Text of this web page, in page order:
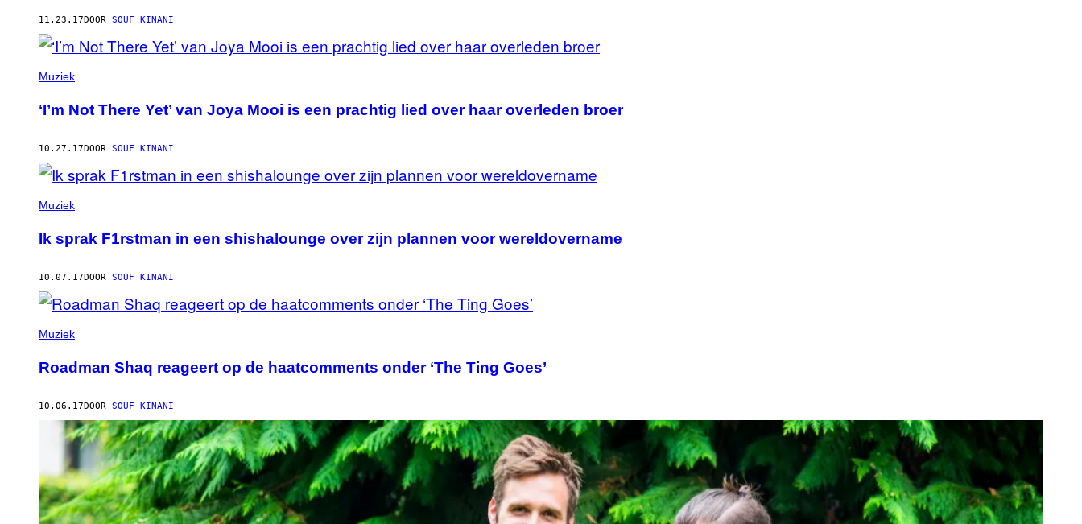
11.23.17DOOR SOUF KINANI
Muziek
‘I’m Not There Yet’ van Joya Mooi is een prachtig lied over haar overleden broer
10.27.17DOOR SOUF KINANI
Muziek
Ik sprak F1rstman in een shishalounge over zijn plannen voor wereldovername
10.07.17DOOR SOUF KINANI
Muziek
Roadman Shaq reageert op de haatcomments onder ‘The Ting Goes’
10.06.17DOOR SOUF KINANI